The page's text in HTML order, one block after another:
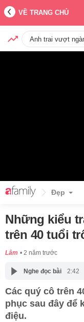
VỀ TRANG CHỦ
Anh trai vượt
Đẹp
Những kiểu
trên 40 tuổi
Lâm 2 năm trước
Nghe đọc bài 2:42
Các quý cô trên
phục sau đây để
điệu.